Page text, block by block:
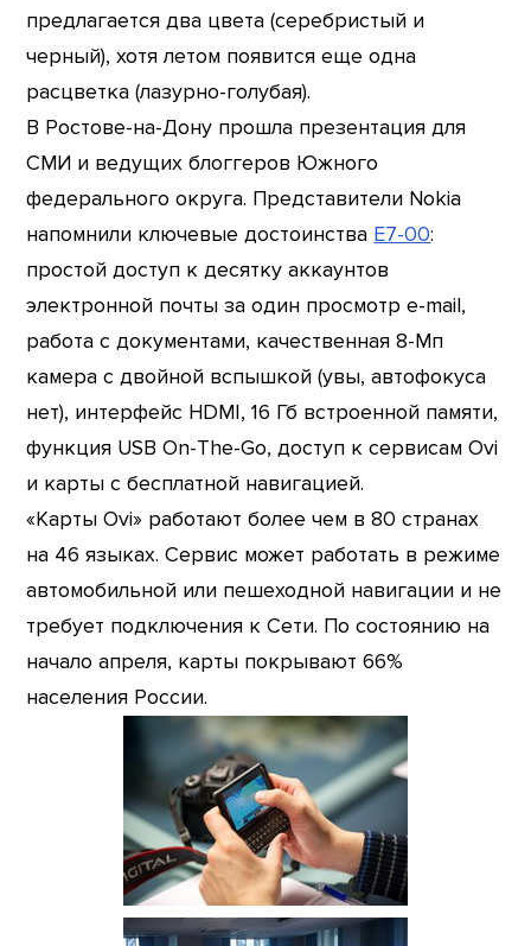
предлагается два цвета (серебристый и
черный), хотя летом появится еще одна
расцветка (лазурно-голубая).
В Ростове-на-Дону прошла презентация для
СМИ и ведущих блоггеров Южного
федерального округа. Представители Nokia
напомнили ключевые достоинства E7-00:
простой доступ к десятку аккаунтов
электронной почты за один просмотр e-mail,
работа с документами, качественная 8-Мп
камера с двойной вспышкой (увы, автофокуса
нет), интерфейс HDMI, 16 Гб встроенной памяти,
функция USB On-The-Go, доступ к сервисам Ovi
и карты с бесплатной навигацией.
«Карты Ovi» работают более чем в 80 странах
на 46 языках. Сервис может работать в режиме
автомобильной или пешеходной навигации и не
требует подключения к Сети. По состоянию на
начало апреля, карты покрывают 66%
населения России.